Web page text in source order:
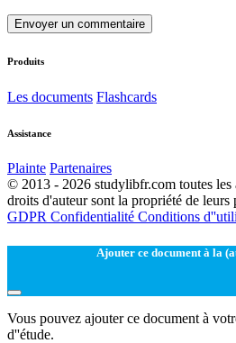
Envoyer un commentaire
Produits
Les documents Flashcards
Assistance
Plainte Partenaires
© 2013 - 2026 studylibfr.com toutes les
droits d'auteur sont la propriété de leurs
GDPR Confidentialité Conditions
Ajouter ce document à la
Vous pouvez ajouter ce document à
d''étude.